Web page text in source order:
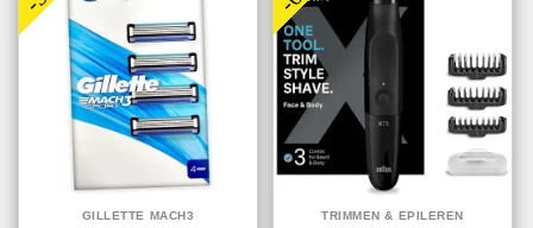
GILLETTE MACH3 TRIMMEN & EPILEREN